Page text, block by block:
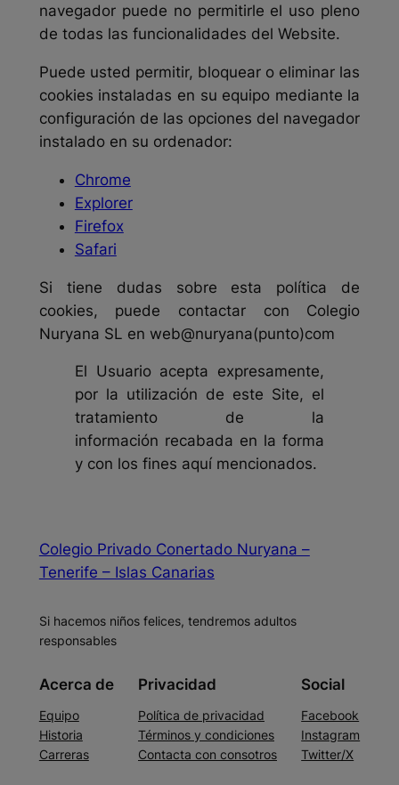
navegador puede no permitirle el uso pleno
de todas las funcionalidades del Website.
Puede usted permitir, bloquear o eliminar las
cookies instaladas en su equipo mediante la
configuración de las opciones del navegador
instalado en su ordenador:
Chrome
Explorer
Firefox
Safari
Si tiene dudas sobre esta política de
cookies, puede contactar con Colegio
Nuryana SL en web@nuryana(punto)com
El Usuario acepta expresamente,
por la utilización de este Site, el
tratamiento de la
información recabada en la forma
y con los fines aquí mencionados.
Colegio Privado Conertado Nuryana –
Tenerife – Islas Canarias
Si hacemos niños felices, tendremos adultos
responsables
Acerca de
Equipo
Historia
Carreras
Privacidad
Política de privacidad
Términos y condiciones
Contacta con consotros
Social
Facebook
Instagram
Twitter/X